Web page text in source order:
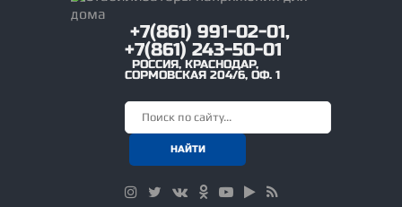
+7(861) 991-02-01,
+7(861) 243-50-01
РОССИЯ,КРАСНОДАР,
СОРМОВСКАЯ 204/6, ОФ. 1